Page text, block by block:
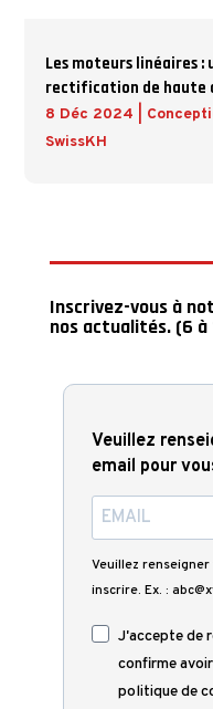
Les moteurs linéaires :
rectification de haute
8 Déc 2024
SwissKH
Inscrivez-vous à
nos actualités. (6 à
Veuillez
email pour
Veuillez
inscrire. Ex. :
J'accepte de
confirme
politique de